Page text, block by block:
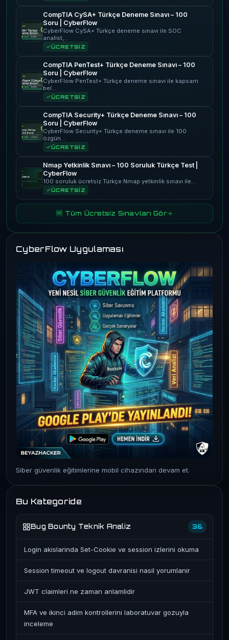
CompTIA CySA+ Türkçe Deneme Sınavı – 100
Soru | CyberFlow
CyberFlow CySA+ Türkçe deneme sınavı ile SOC
analist,…
ÜCRETSİZ
CompTIA PenTest+ Türkçe Deneme Sınavı – 100
Soru | CyberFlow
CyberFlow PenTest+ Türkçe deneme sınavı ile kapsam
bel…
ÜCRETSİZ
CompTIA Security+ Türkçe Deneme Sınavı – 100
Soru | CyberFlow
CyberFlow Security+ Türkçe deneme sınavı ile 100
özgün…
ÜCRETSİZ
Nmap Yetkinlik Sınavı – 100 Soruluk Türkçe Test |
CyberFlow
100 soruluk ücretsiz Türkçe Nmap yetkinlik sınavı ile…
ÜCRETSİZ
🆓 Tüm Ücretsiz Sınavları Gör
CyberFlow Uygulaması
Siber güvenlik eğitimlerine mobil cihazından devam et.
Bu Kategoride
Bug Bounty Teknik Analiz 36
Login akislarinda Set-Cookie ve session izlerini okuma
Session timeout ve logout davranisi nasil yorumlanir
JWT claimleri ne zaman anlamlidir
MFA ve ikinci adim kontrollerini laboratuvar gozuyla
inceleme